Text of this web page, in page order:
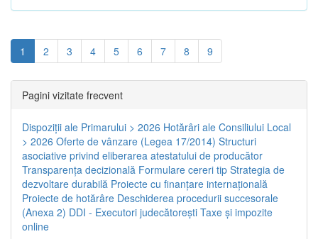
1 2 3 4 5 6 7 8 9
Pagini vizitate frecvent
Dispoziţii ale Primarului > 2026 Hotărâri ale Consiliului Local
> 2026 Oferte de vânzare (Legea 17/2014) Structuri
asociative privind eliberarea atestatului de producător
Transparenţa decizională Formulare cereri tip Strategia de
dezvoltare durabilă Proiecte cu finanţare internaţională
Proiecte de hotărâre Deschiderea procedurii succesorale
(Anexa 2) DDI - Executori judecătorești Taxe şi impozite
online